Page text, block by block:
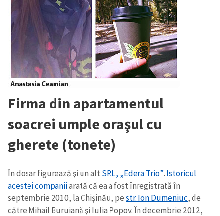
Firma din apartamentul
soacrei umple oraşul cu
gherete (tonete)
În dosar figurează şi un alt SRL, „Edera Trio”. Istoricul
acestei companiiarată că ea a fost înregistrată în
septembrie 2010, la Chişinău, pestr. Ion Dumeniuc, de
către Mihail Buruiană şi Iulia Popov. În decembrie 2012,